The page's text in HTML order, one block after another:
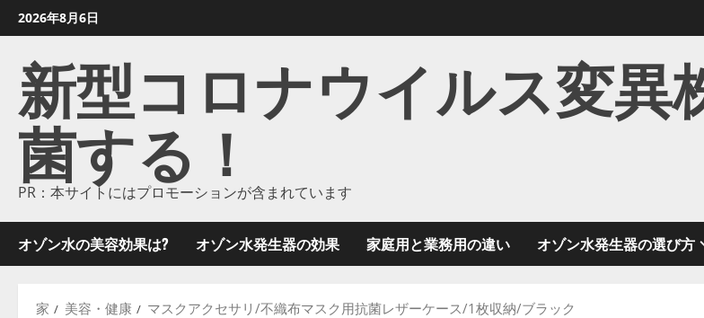
ン
2026年8月6日
新型コロナウイルス変異
菌する！
PR：本サイトにはプロモーションが含まれています
オゾン水の美容効果は? オゾン水発生器の効果 家庭用と業務用の違い オゾン水発生器の選び方
家 美容・健康 マスクアクセサリ/不織布マスク用抗菌レザーケース/1枚収納/ブラック